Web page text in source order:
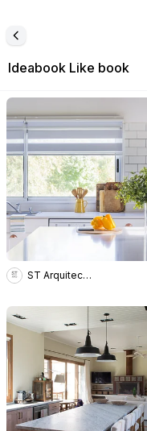
Ideabook Like book
ST Arquitectas